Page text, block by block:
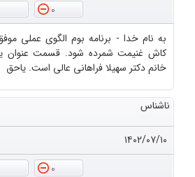
0
به نام خدا - برنامه بوم الگوی عملی
کاش غنیمت شمرده شود. قسمت عنوان
خانم دکتر سهیلا فراهانی عالی است. یاحق
ناشناس
۱۴۰۲/۰۷/۱۰
0